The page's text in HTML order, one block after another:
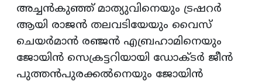
അച്ചൻകുഞ്ഞ് മാത്യുവിനെയും ട്രഷറർ
ആയി രാജൻ തലവടിയേയും വൈസ്
ചെയർമാൻ രഞ്ജൻ എബ്രഹാമിനെയും
ജോയിൻ സെക്രട്ടറിയായി ഡോക്ടർ ജീൻ
പുത്തൻപുരക്കൽനെയും ജോയിൻ